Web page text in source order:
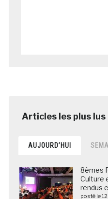
AUJOURD’HUI
8èmes
Culture
rendus
posté le